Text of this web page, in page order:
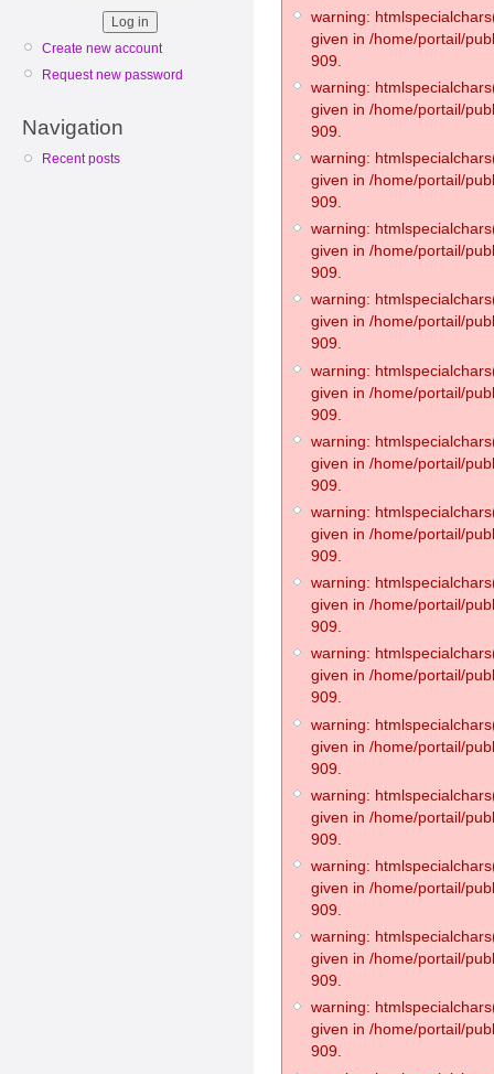
Create new account
Request new password
Navigation
Recent posts
warning:
given in /home/portail/
909.
warning:
given in /home/portail/
909.
warning:
given in /home/portail/
909.
warning:
given in /home/portail/
909.
warning:
given in /home/portail/
909.
warning:
given in /home/portail/
909.
warning:
given in /home/portail/
909.
warning:
given in /home/portail/
909.
warning:
given in /home/portail/
909.
warning:
given in /home/portail/
909.
warning:
given in /home/portail/
909.
warning:
given in /home/portail/
909.
warning:
given in /home/portail/
909.
warning:
given in /home/portail/
909.
warning:
given in /home/portail/
909.